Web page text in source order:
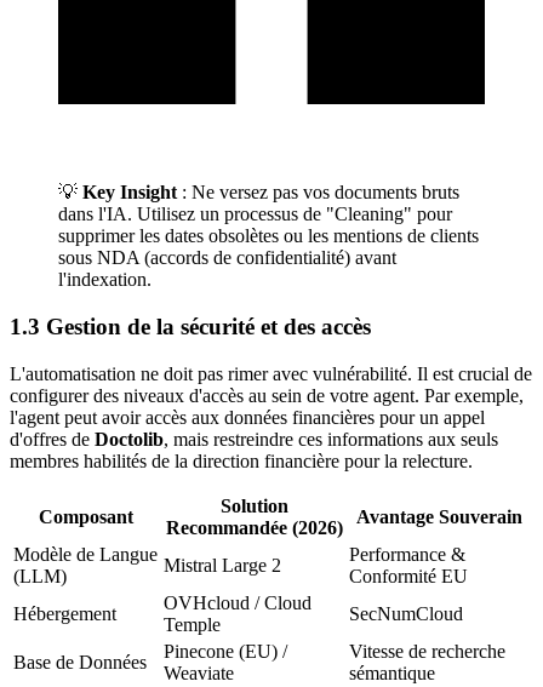
💡 Key Insight : Ne versez pas vos documents bruts
dans l'IA. Utilisez un processus de "Cleaning" pour
supprimer les dates obsolètes ou les mentions de clients
sous NDA (accords de confidentialité) avant
l'indexation.
1.3 Gestion de la sécurité et des accès
L'automatisation ne doit pas rimer avec vulnérabilité. Il est crucial de
configurer des niveaux d'accès au sein de votre agent. Par exemple,
l'agent peut avoir accès aux données financières pour un appel
d'offres de Doctolib, mais restreindre ces informations aux seuls
membres habilités de la direction financière pour la relecture.
Composant
Solution
Recommandée (2026)
Avantage Souverain
Modèle de Langue
(LLM)
Mistral Large 2
Performance &
Conformité EU
Hébergement
OVHcloud / Cloud
Temple
SecNumCloud
Base de Données
Pinecone (EU) /
Weaviate
Vitesse de recherche
sémantique